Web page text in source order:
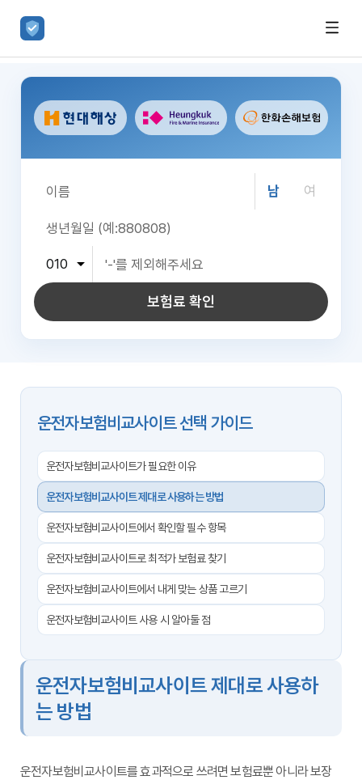
남 여
보험료 확인
운전자보험비교사이트 선택 가이드
운전자보험비교사이트가 필요한 이유
운전자보험비교사이트 제대로 사용하는 방법
운전자보험비교사이트에서 확인할 필수 항목
운전자보험비교사이트로 최적가 보험료 찾기
운전자보험비교사이트에서 내게 맞는 상품 고르기
운전자보험비교사이트 사용 시 알아둘 점
운전자보험비교사이트 제대로 사용하
는 방법
운전자보험비교사이트를 효과적으로 쓰려면 보험료뿐 아니라 보장